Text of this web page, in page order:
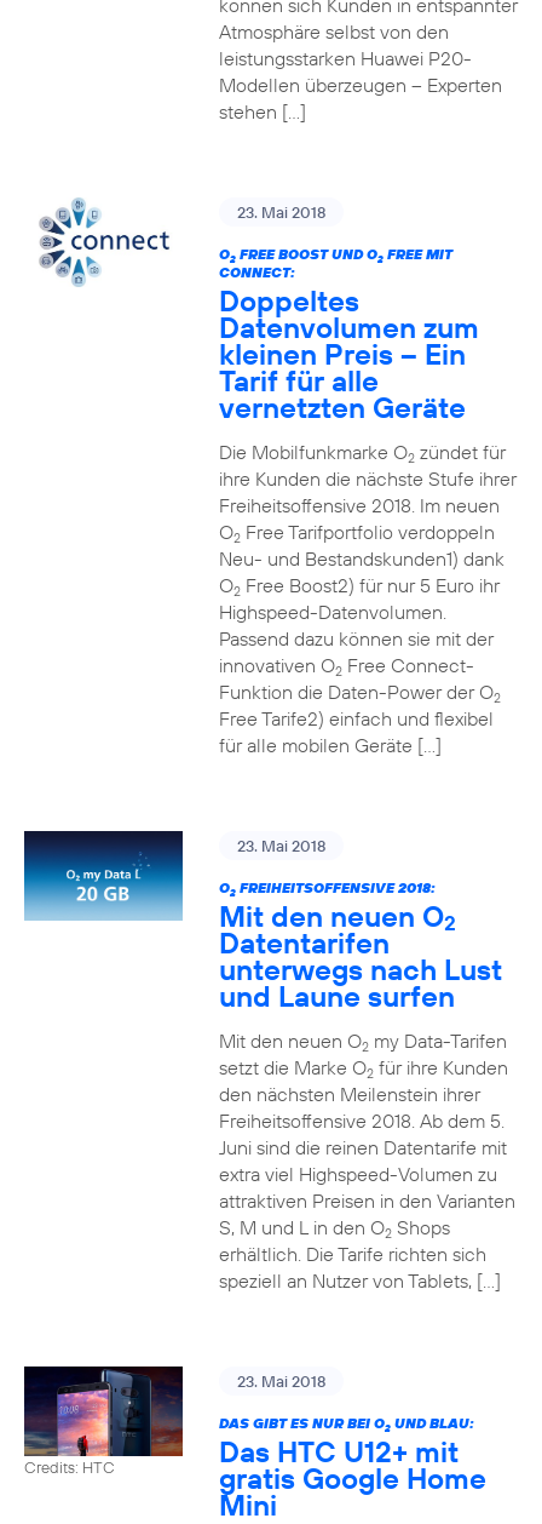
können sich Kunden in entspannter
Atmosphäre selbst von den
leistungsstarken Huawei P20-
Modellen überzeugen – Experten
stehen […]
23. Mai 2018
O2FREE BOOST UND O2FREE MIT
CONNECT:
Doppeltes
Datenvolumen zum
kleinen Preis – Ein
Tarif für alle
vernetzten Geräte
Die Mobilfunkmarke O2zündet für
ihre Kunden die nächste Stufe ihrer
Freiheitsoffensive 2018. Im neuen
O2Free Tarifportfolio verdoppeln
Neu- und Bestandskunden1) dank
O2Free Boost2) für nur 5 Euro ihr
Highspeed-Datenvolumen.
Passend dazu können sie mit der
innovativen O2Free Connect-
Funktion die Daten-Power der O2
Free Tarife2) einfach und flexibel
für alle mobilen Geräte […]
23. Mai 2018
O2FREIHEITSOFFENSIVE 2018:
Mit den neuen O2
Datentarifen
unterwegs nach Lust
und Laune surfen
Mit den neuen O2my Data-Tarifen
setzt die Marke O2für ihre Kunden
den nächsten Meilenstein ihrer
Freiheitsoffensive 2018. Ab dem 5.
Juni sind die reinen Datentarife mit
extra viel Highspeed-Volumen zu
attraktiven Preisen in den Varianten
S, M und L in den O2Shops
erhältlich. Die Tarife richten sich
speziell an Nutzer von Tablets, […]
Credits: HTC
23. Mai 2018
DAS GIBT ES NUR BEI O2UND BLAU:
Das HTC U12+ mit
gratis Google Home
Mini